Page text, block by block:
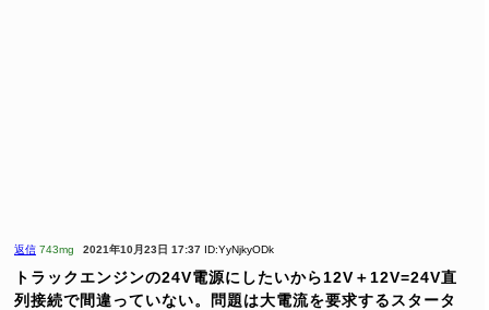
返信 743mg 2021年10月23日 17:37 ID:YyNjkyODk
トラックエンジンの24V電源にしたいから12V＋12V=24V直
列接続で間違っていない。問題は大電流を要求するスタータ